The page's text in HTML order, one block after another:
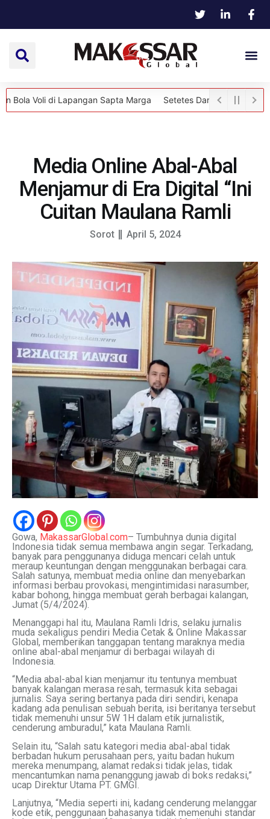
di Lapangan Sapta Marga Setetes Darah, Sejuta Harapan:
Media Online Abal-Abal
Menjamur di Era Digital “Ini
Cuitan Maulana Ramli
Sorot April 5, 2024
Gowa, MakassarGlobal.com– Tumbuhnya dunia digital
Indonesia tidak semua membawa angin segar. Terkadang,
banyak para penggunanya diduga mencari celah untuk
meraup keuntungan dengan menggunakan berbagai cara.
Salah satunya, membuat media online dan menyebarkan
informasi berbau provokasi, mengintimidasi narasumber,
kabar bohong, hingga membuat gerah berbagai kalangan,
Jumat (5/4/2024).
Menanggapi hal itu, Maulana Ramli Idris, selaku jurnalis
muda sekaligus pendiri Media Cetak & Online Makassar
Global, memberikan tanggapan tentang maraknya media
online abal-abal menjamur di berbagai wilayah di
Indonesia.
“Media abal-abal kian menjamur itu tentunya membuat
banyak kalangan merasa resah, termasuk kita sebagai
jurnalis. Saya sering bertanya pada diri sendiri, kenapa
kadang ada penulisan sebuah berita, isi beritanya tersebut
tidak memenuhi unsur 5W 1H dalam etik jurnalistik,
cenderung amburadul,” kata Maulana Ramli.
Selain itu, “Salah satu kategori media abal-abal tidak
berbadan hukum perusahaan pers, yaitu badan hukum
mereka menumpang, alamat redaksi tidak jelas, tidak
mencantumkan nama penanggung jawab di boks redaksi,”
ucap Direktur Utama PT. GMGI.
Lanjutnya, “Media seperti ini, kadang cenderung melanggar
kode etik, penggunaan bahasanya tidak memenuhi standar